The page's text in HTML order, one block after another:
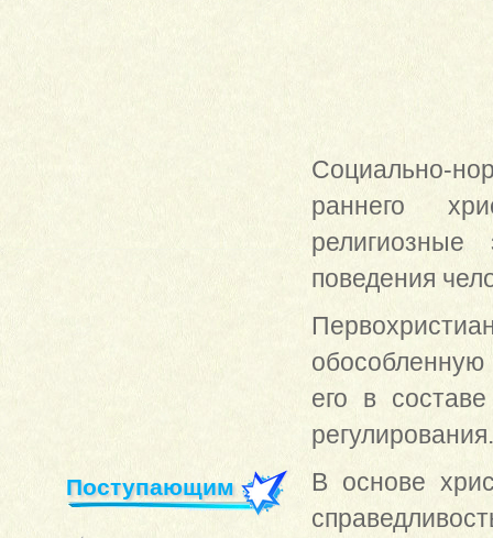
Поступающим
Социально-
раннего
религиозные
поведения
его в составе
регулирования.
В основе